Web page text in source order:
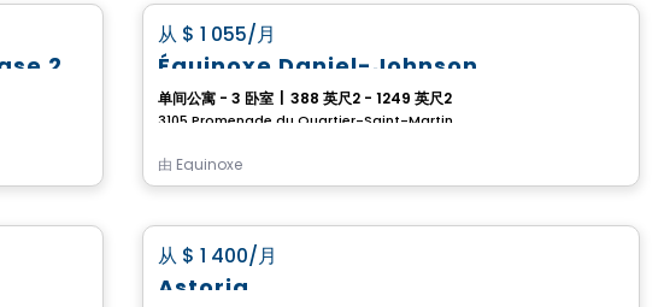
2
从 $ 1 055/月
Équinoxe Daniel-Johnson
单间公寓 - 3 卧室 388 英尺2 - 1249 英尺2
由 Equinoxe
公寓 公寓
从 $ 1 400/月
Astoria